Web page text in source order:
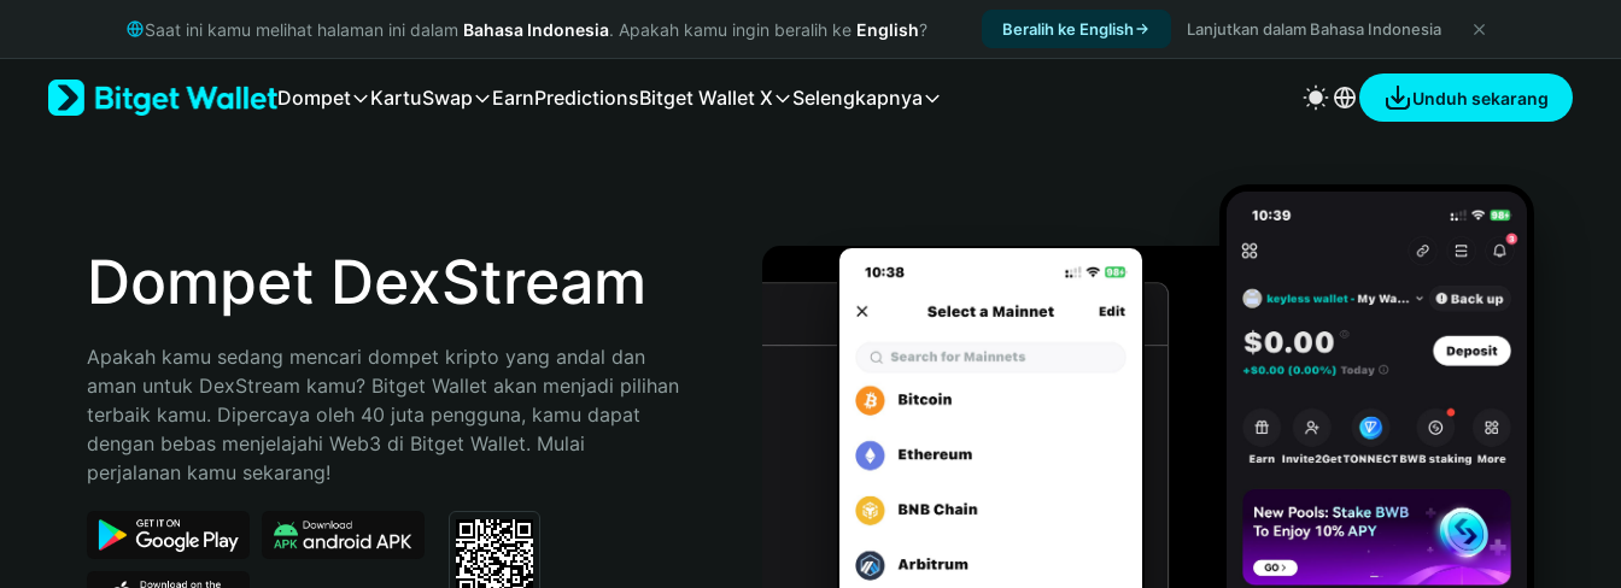
Русский
Bahasa Indonesia
Español (Argentina)
Saat ini kamu melihat halaman ini dalam Bahasa Indonesia. Apakah kamu ingin beralih ke English? Beralih ke English Lanjutkan dalam Bahasa Indonesia
Dompet KartuSwap EarnPredictionsBitget Wallet X Selengkapnya Unduh sekarang
Dompet DexStream
Apakah kamu sedang mencari dompet kripto yang andal dan
aman untuk DexStream kamu? Bitget Wallet akan menjadi pilihan
terbaik kamu. Dipercaya oleh 40 juta pengguna, kamu dapat
dengan bebas menjelajahi Web3 di Bitget Wallet. Mulai
perjalanan kamu sekarang!